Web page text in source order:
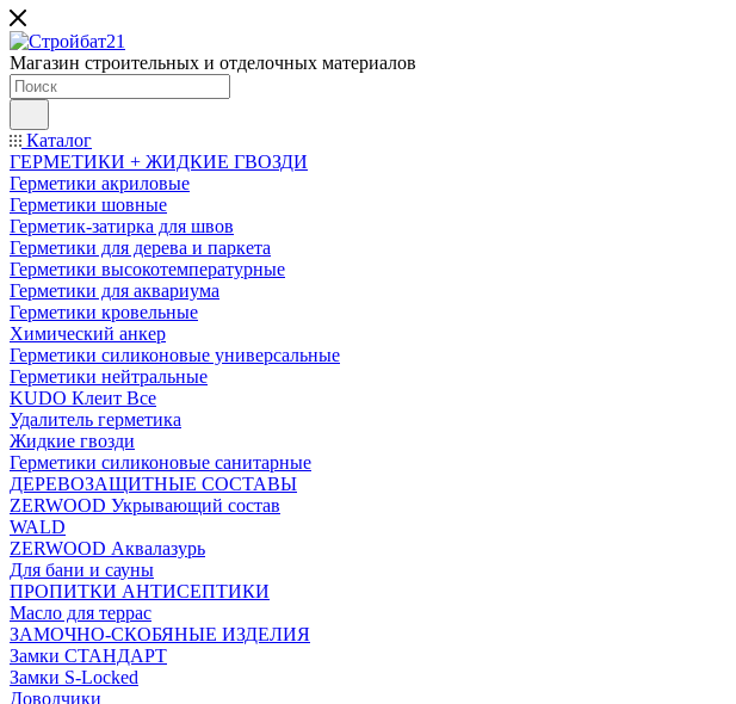
Магазин строительных и отделочных материалов
Каталог
ГЕРМЕТИКИ + ЖИДКИЕ ГВОЗДИ
Герметики акриловые
Герметики шовные
Герметик-затирка для швов
Герметики для дерева и паркета
Герметики высокотемпературные
Герметики для аквариума
Герметики кровельные
Химический анкер
Герметики силиконовые универсальные
Герметики нейтральные
KUDO Клеит Все
Удалитель герметика
Жидкие гвозди
Герметики силиконовые санитарные
ДЕРЕВОЗАЩИТНЫЕ СОСТАВЫ
ZERWOOD Укрывающий состав
WALD
ZERWOOD Аквалазурь
Для бани и сауны
ПРОПИТКИ АНТИСЕПТИКИ
Масло для террас
ЗАМОЧНО-СКОБЯНЫЕ ИЗДЕЛИЯ
Замки СТАНДАРТ
Замки S-Locked
Доводчики